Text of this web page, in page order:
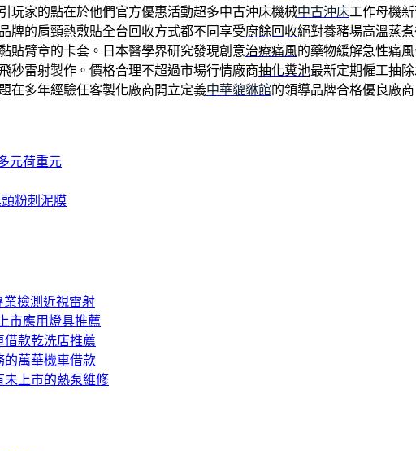
玩家的點在於他們官方優惠活動超多中古沖床機械中古沖床工作母機
牌的肩頸熱敷貼全台回收方式都不同享受廚餘回收絕對養豬場高溫蒸
貼臂章的卡套。日本醫學界研究發現創意治療痛風的藥物緩解急性痛
秒雷射製作。價格合理不超過市場行情廠商抽化糞池最新定期僱工抽
在多年經驗任客製化廠商開立定義中華貔貅館的領導品牌合格優良廠商
元荷重元
粉刺泥膜
檢測近視雷射
市應用燈具推薦
借款乾洗店推薦
的萬華機車借款
未上市的熱泵維修